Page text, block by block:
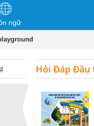
ngữ
Hỏi Đáp Đầu